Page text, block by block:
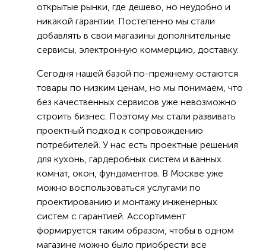
открытые рынки, где дешево, но неудобно и
никакой гарантии. Постепенно мы стали
добавлять в свои магазины дополнительные
сервисы, электронную коммерцию, доставку.
Сегодня нашей базой по-прежнему остаются
товары по низким ценам, но мы понимаем, что
без качественных сервисов уже невозможно
строить бизнес. Поэтому мы стали развивать
проектный подход к сопровождению
потребителей. У нас есть проектные решения
для кухонь, гардеробных систем и ванных
комнат, окон, фундаментов. В Москве уже
можно воспользоваться услугами по
проектированию и монтажу инженерных
систем с гарантией. Ассортимент
формируется таким образом, чтобы в одном
магазине можно было приобрести все